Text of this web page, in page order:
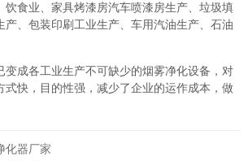
饮食业、家具烤漆房汽车喷漆房生产、垃圾填
产、包装印刷工业生产、车用汽油生产、石油
成各工业生产不可缺少的烟雾净化设备，对
式快，目的性强，减少了企业的运作成本，做
化器厂家